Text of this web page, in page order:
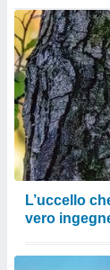
L’uccello
vero